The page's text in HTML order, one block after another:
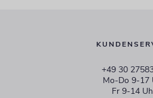
+49 30
Mo-Do 9-17
Fr 9-14